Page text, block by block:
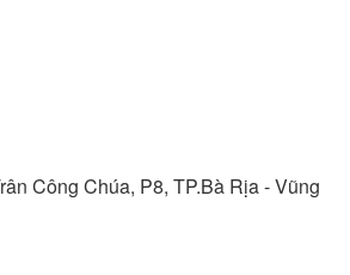
Công Chúa, P8, TP.Bà Rịa - Vũng